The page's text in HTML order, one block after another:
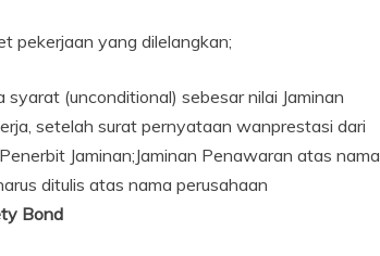
pekerjaan yang dilelangkan;
(unconditional) sebesar nilai Jaminan
setelah surat pernyataan wanprestasi dari
Jaminan;Jaminan Penawaran atas nama
ditulis atas nama perusahaan
Bond